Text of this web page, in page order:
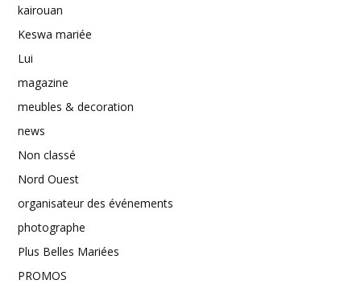
kairouan
Keswa mariée
Lui
magazine
meubles & decoration
news
Non classé
Nord Ouest
organisateur des événements
photographe
Plus Belles Mariées
PROMOS